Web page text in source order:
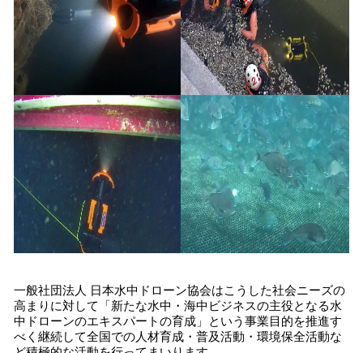
一般社団法人 日本水中ドローン協会はこうした社会ニーズの
高まりに対して「新たな水中・海中ビジネスの主役となる水
中ドローンのエキスパートの育成」という事業目的を推進す
べく継続して全国での人材育成・普及活動・環境保全活動な